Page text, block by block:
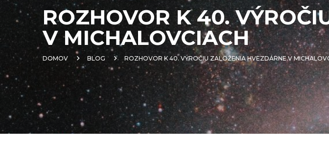
ROZHOVOR K 40.
V MICHALOVCIACH
DOMOV BLOG ROZHOVOR K 40. VÝROČIU ZALOŽENIA HVEZDÁRNE V